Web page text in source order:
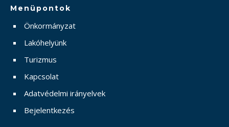
Menüpontok
Önkormányzat
Lakóhelyünk
Turizmus
Kapcsolat
Adatvédelmi irányelvek
Bejelentkezés